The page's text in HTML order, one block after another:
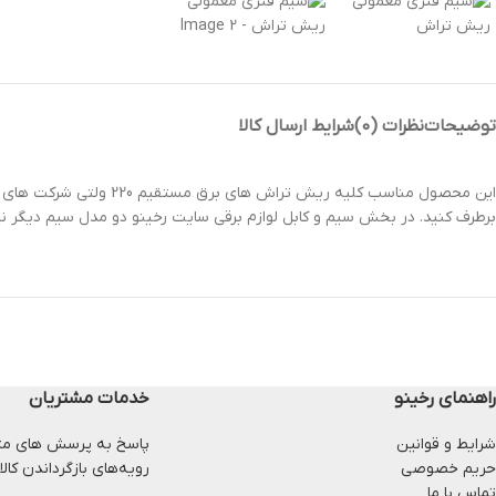
توضیحاتنظرات (0) شرایط ارسال کالا
این محصول مناسب
برطرف کنید. در بخش سیم و کابل لوازم برقی سایت رخینو دو مدل سیم دیگر
راهنمای رخینو
شرایط و قوانین
حریم خصوصی
خدمات مشتریان
پاسخ به پرسش های
رویه‌های بازگرداندن کالا